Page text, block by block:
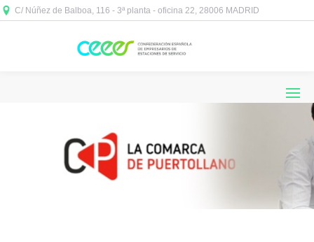
C/ Núñez de Balboa, 116 - 3ª planta - oficina 22, 28006 MADRID